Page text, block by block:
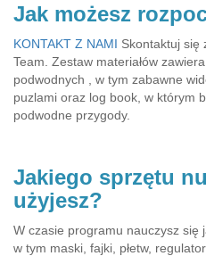
Jak możesz
KONTAKT Z NAMI Skontaktuj się
Team. Zestaw materiałów
podwodnych , w tym zabawne
puzlami oraz log book, w którym
podwodne przygody.
Jakiego sprzętu
użyjesz?
W czasie programu nauczysz się
w tym maski, fajki, płetw,